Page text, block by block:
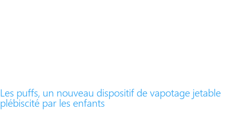
Les puffs, un nouveau dispositif de vapotage jetable
plébiscité par les enfants